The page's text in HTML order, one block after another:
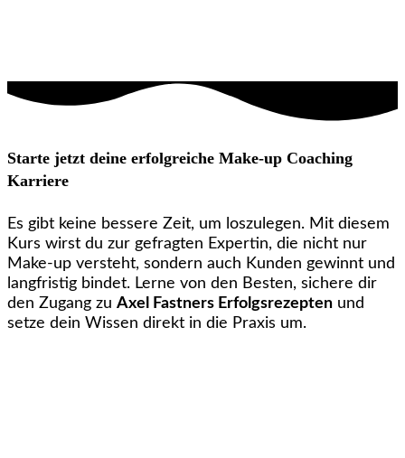
Starte jetzt deine erfolgreiche Make-up Coaching
Karriere
Es gibt keine bessere Zeit, um loszulegen. Mit diesem
Kurs wirst du zur gefragten Expertin, die nicht nur
Make-up versteht, sondern auch Kunden gewinnt und
langfristig bindet. Lerne von den Besten, sichere dir
den Zugang zu Axel Fastners Erfolgsrezepten und
setze dein Wissen direkt in die Praxis um.